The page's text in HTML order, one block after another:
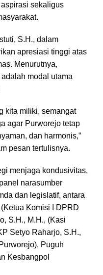
sekaligus
S.H., dalam
apresiasi tinggi atas
Menurutnya,
modal utama
kita miliki, semangat
agar Purworejo tetap
dan harmonis,”
pesan tertulisnya.
menjaga kondusivitas,
narasumber
dan legislatif, antara
Komisi I DPRD
S.H., M.H., (Kasi
Setyo Raharjo, S.H.,
Puguh
Kesbangpol